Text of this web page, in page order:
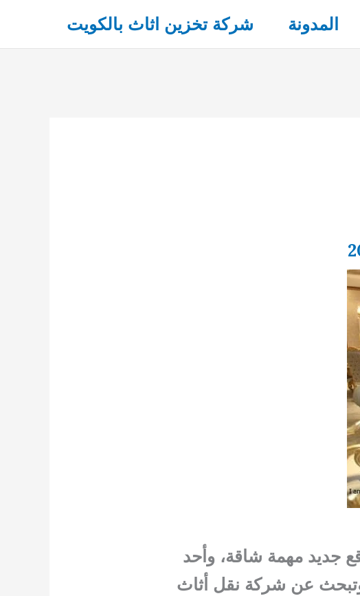
المدونة شركة تخزين اثاث بالكويت
جديد مهمة شاقة، وأحد
وتبحث عن شركة نقل أثاث